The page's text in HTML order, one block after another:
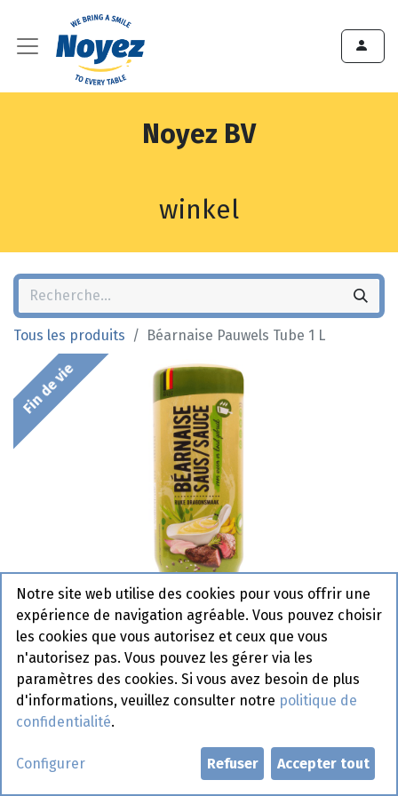
Noyez BV
winkel
Tous les produits Béarnaise Pauwels Tube 1 L
Fin de vie
Béarnaise Pauwels Tube 1 L
Fin de vie
Notre site web utilise des cookies pour vous offrir une
expérience de navigation agréable. Vous pouvez choisir
les cookies que vous autorisez et ceux que vous
n'autorisez pas. Vous pouvez les gérer via les
paramètres des cookies. Si vous avez besoin de plus
d'informations, veuillez consulter notre politique de
confidentialité.
Configurer Refuser Accepter tout